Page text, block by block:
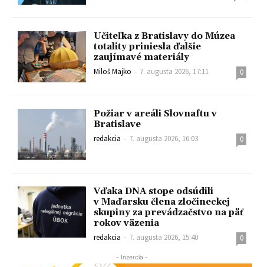
Učiteľka z Bratislavy do Múzea
totality priniesla ďalšie
zaujímavé materiály
Miloš Majko - 7. augusta 2026, 17:11 0
Požiar v areáli Slovnaftu v
Bratislave
redakcia - 7. augusta 2026, 16:03 0
Vďaka DNA stope odsúdili
v Maďarsku člena zločineckej
skupiny za prevádzačstvo na päť
rokov väzenia
redakcia - 7. augusta 2026, 15:40 0
- Inzercia -